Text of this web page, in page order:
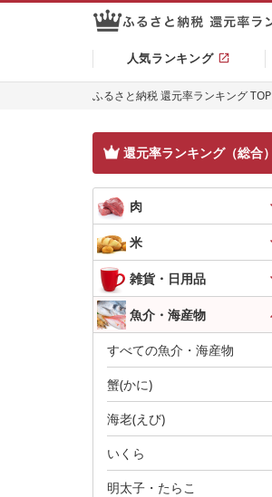
人気ランキング
ふるさと納税 還元率ランキング TOP
還元率ランキング（総合）
肉
米
雑貨・日用品
魚介・海産物
すべての魚介・海産物
蟹(かに)
海老(えび)
いくら
明太子・たらこ